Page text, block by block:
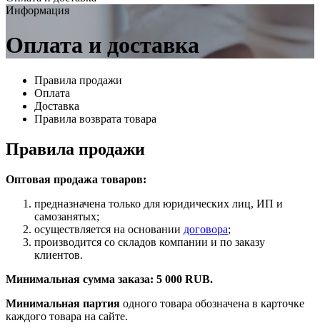
Информация
Оплата и доставка
Правила продажи
Оплата
Доставка
Правила возврата товара
Правила продажи
Оптовая продажа товаров:
предназначена только для юридических лиц, ИП и
самозанятых;
осуществляется на основании договора;
производится со складов компании и по заказу
клиентов.
Минимальная сумма заказа: 5 000 RUB.
Минимальная партия одного товара обозначена в карточке
каждого товара на сайте.